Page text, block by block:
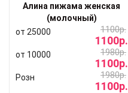
Алина пижама женская
(молочный)
от 25000
1100р.
1100р.
от 10000 1980р.
1100р.
Розн 1980р.
1100р.